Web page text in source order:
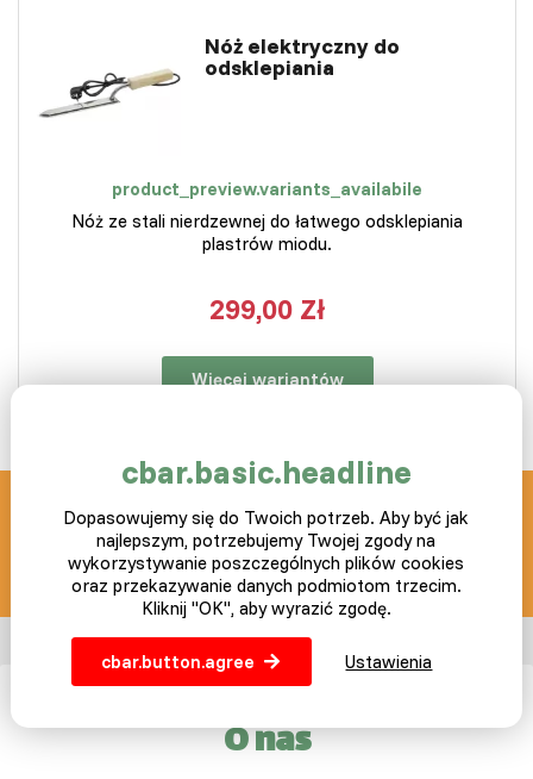
Nóż elektryczny do
odsklepiania
product_preview.variants_availabile
Nóż ze stali nierdzewnej do łatwego odsklepiania
plastrów miodu.
299,00 Zł
Więcej wariantów
SLEPICAR blog z pasją
info@slepicar.pl
O nas
cbar.basic.headline
Dopasowujemy się do Twoich potrzeb. Aby być jak
najlepszym, potrzebujemy Twojej zgody na
wykorzystywanie poszczególnych plików cookies
oraz przekazywanie danych podmiotom trzecim.
Kliknij "OK", aby wyrazić zgodę.
cbar.button.agree Ustawienia